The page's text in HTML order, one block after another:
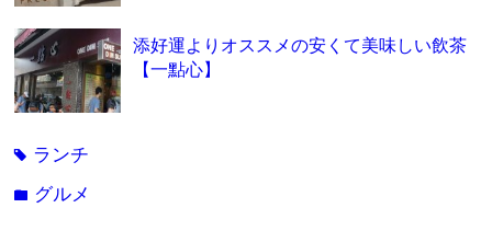
添好運よりオススメの安くて美味しい飲茶
【一點心】
tag ランチ
folder グルメ